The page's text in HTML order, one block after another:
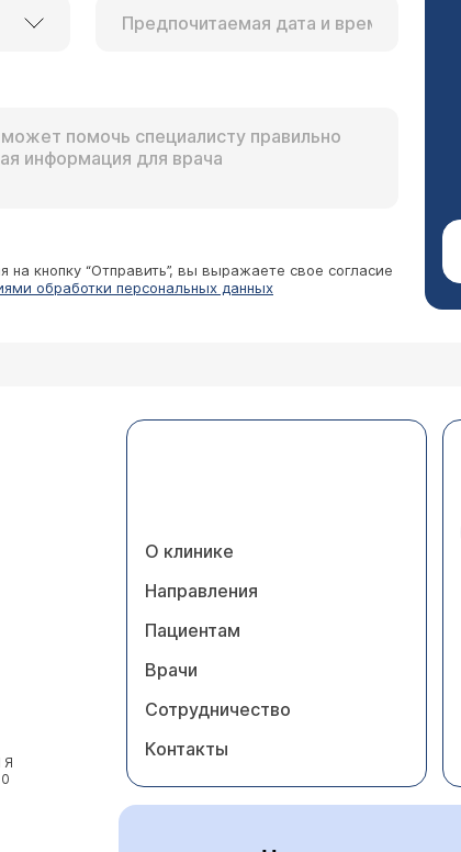
на кнопку “Отправить”, вы выражаете свое согласие
обработки персональных данных
О клинике
Направления
Пациентам
Врачи
Сотрудничество
Контакты